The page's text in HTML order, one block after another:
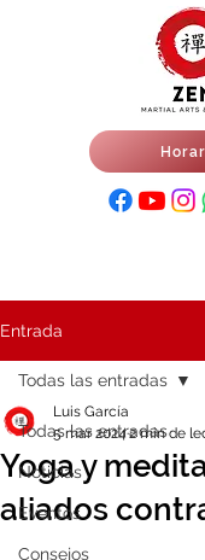
Entrada
Todas las entradas
Noticias
Eventos
Consejos
Todas las entradas
Yoga y
aliados
Luis García
5 mar 20242 min de